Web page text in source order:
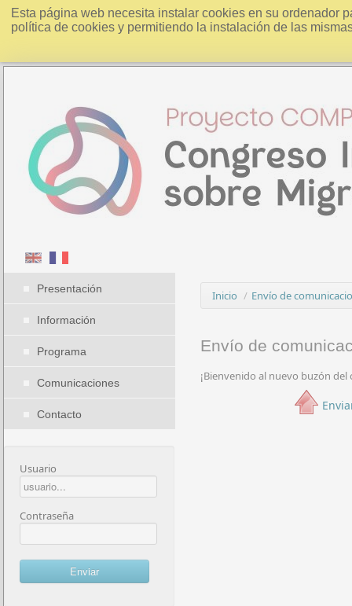
Esta página web necesita instalar cookies en su ordenador
política de cookies y permitiendo la instalación de las
Presentación
Información
Programa
Comunicaciones
Contacto
Usuario
Contraseña
Inicio / Envío de
Envío de
¡Bienvenido al nuevo buzón